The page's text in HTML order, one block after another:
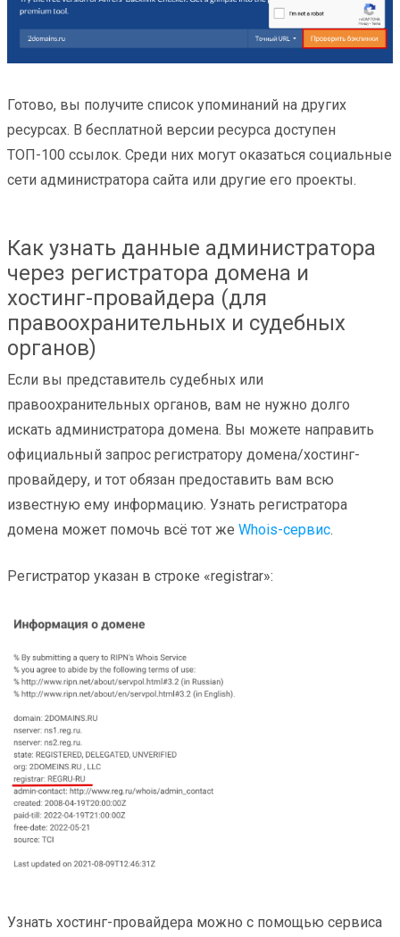
Готово, вы получите список упоминаний на других
ресурсах. В бесплатной версии ресурса доступен
ТОП-100 ссылок. Среди них могут оказаться социальные
сети администратора сайта или другие его проекты.
Как узнать данные администратора
через регистратора домена и
хостинг-провайдера (для
правоохранительных и судебных
органов)
Если вы представитель судебных или
правоохранительных органов, вам не нужно долго
искать администратора домена. Вы можете направить
официальный запрос регистратору домена/хостинг-
провайдеру, и тот обязан предоставить вам всю
известную ему информацию. Узнать регистратора
домена может помочь всё тот же Whois-сервис.
Регистратор указан в строке «registrar»:
Узнать хостинг-провайдера можно с помощью сервиса